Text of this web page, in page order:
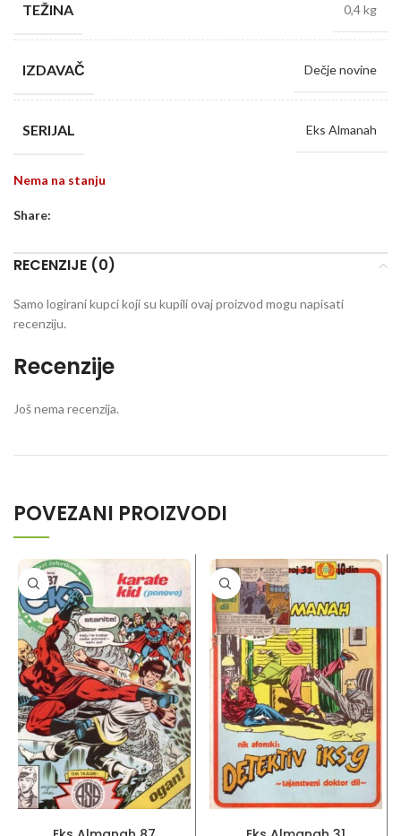
TEŽINA 0,4 kg
IZDAVAČ Dečje novine
SERIJAL Eks Almanah
Nema na stanju
Share:
RECENZIJE (0)
Recenzije
Još nema recenzija.
Samo logirani kupci koji su kupili ovaj proizvod mogu napisati
recenziju.
POVEZANI PROIZVODI